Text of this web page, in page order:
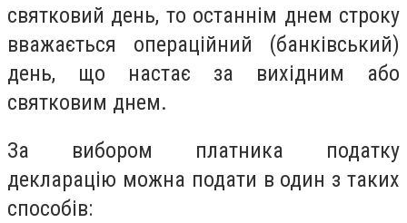
святковий день, то останнім днем строку
вважається операційний (банківський)
день, що настає за вихідним або
святковим днем.
За вибором платника податку
декларацію можна подати в один з таких
способів: